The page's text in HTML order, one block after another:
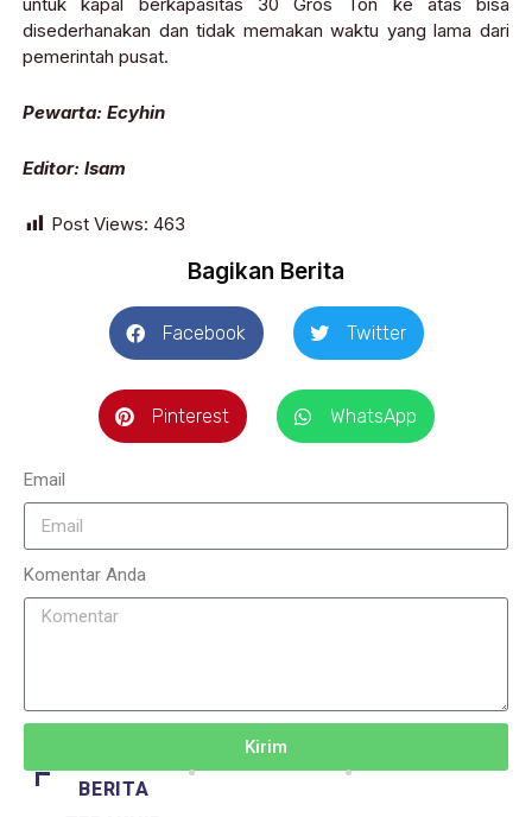
disederhanakan dan tidak memakan waktu yang lama dari
pemerintah pusat.
Pewarta: Ecyhin
Editor: Isam
Post Views: 463
Bagikan Berita
Facebook Twitter
Pinterest WhatsApp
Email
Komentar Anda
Kirim
BERITA